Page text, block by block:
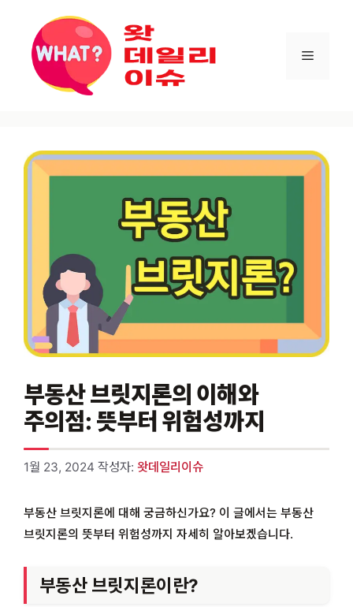
건너뛰기
메뉴
부동산 브릿지론의 이해와
주의점: 뜻부터 위험성까지
1월 23, 2024 작성자: 왓데일리이슈
부동산 브릿지론에 대해 궁금하신가요? 이 글에서는 부동산
브릿지론의 뜻부터 위험성까지 자세히 알아보겠습니다.
부동산 브릿지론이란?